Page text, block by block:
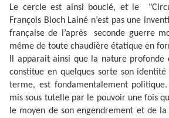
Le cercle est ainsi bouclé, et le
François Bloch Lainé n’est pas une
française de l’après
seconde guerre
même de toute chaudière étatique en
Il apparait ainsi que la nature
constitue en quelques sorte son
terme, est fondamentalement
mis sous tutelle par le pouvoir une fois
le moyen de son engendrement et de